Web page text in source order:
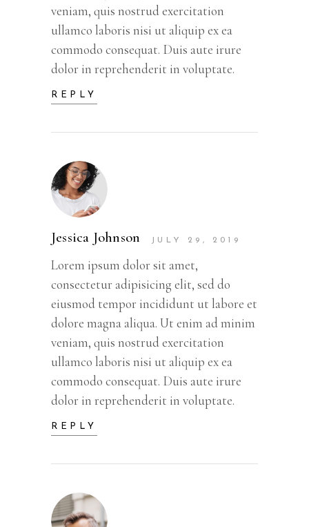
veniam, quis nostrud exercitation
ullamco laboris nisi ut aliquip ex ea
commodo consequat. Duis aute irure
dolor in reprehenderit in voluptate.
REPLY
Jessica Johnson JULY 29, 2019
Lorem ipsum dolor sit amet,
consectetur adipisicing elit, sed do
eiusmod tempor incididunt ut labore et
dolore magna aliqua. Ut enim ad minim
veniam, quis nostrud exercitation
ullamco laboris nisi ut aliquip ex ea
commodo consequat. Duis aute irure
dolor in reprehenderit in voluptate.
REPLY